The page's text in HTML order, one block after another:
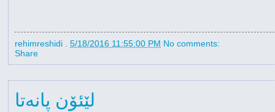
rehimreshidi 5/18/2016 11:55:00 PM No comments:
Share
لێئۆن پانەتا